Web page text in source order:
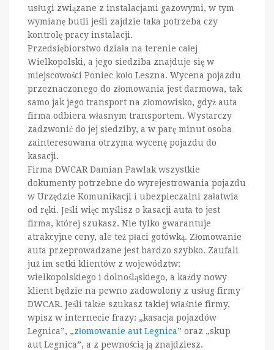
usługi związane z instalacjami gazowymi, w tym
wymianę butli jeśli zajdzie taka potrzeba czy
kontrolę pracy instalacji.
Przedsiębiorstwo działa na terenie całej
Wielkopolski, a jego siedziba znajduje się w
miejscowości Poniec koło Leszna. Wycena pojazdu
przeznaczonego do złomowania jest darmowa, tak
samo jak jego transport na złomowisko, gdyż auta
firma odbiera własnym transportem. Wystarczy
zadzwonić do jej siedziby, a w parę minut osoba
zainteresowana otrzyma wycenę pojazdu do
kasacji.
Firma DWCAR Damian Pawlak wszystkie
dokumenty potrzebne do wyrejestrowania pojazdu
w Urzędzie Komunikacji i ubezpieczalni załatwia
od ręki. Jeśli więc myślisz o kasacji auta to jest
firma, której szukasz. Nie tylko gwarantuje
atrakcyjne ceny, ale też płaci gotówką. Złomowanie
auta przeprowadzane jest bardzo szybko. Zaufali
już im setki klientów z województw:
wielkopolskiego i dolnośląskiego, a każdy nowy
klient będzie na pewno zadowolony z usług firmy
DWCAR. Jeśli także szukasz takiej właśnie firmy,
wpisz w internecie frazy: „kasacja pojazdów
Legnica”, „złomowanie aut Legnica” oraz „skup
aut Legnica”, a z pewnością ją znajdziesz.